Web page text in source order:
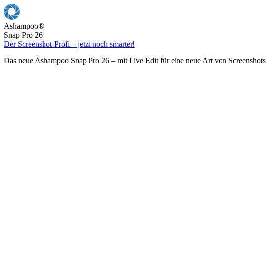
Ashampoo®
Snap Pro 26
Der Screenshot-Profi – jetzt noch smarter!
Das neue Ashampoo Snap Pro 26 – mit Live Edit für eine neue Art von Screenshots